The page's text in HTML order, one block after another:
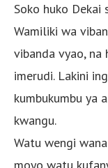
Soko huko
Wamiliki wa
vibanda vyao, na
imerudi. Lakini
kumbukumbu ya
kwangu.
Watu wengi